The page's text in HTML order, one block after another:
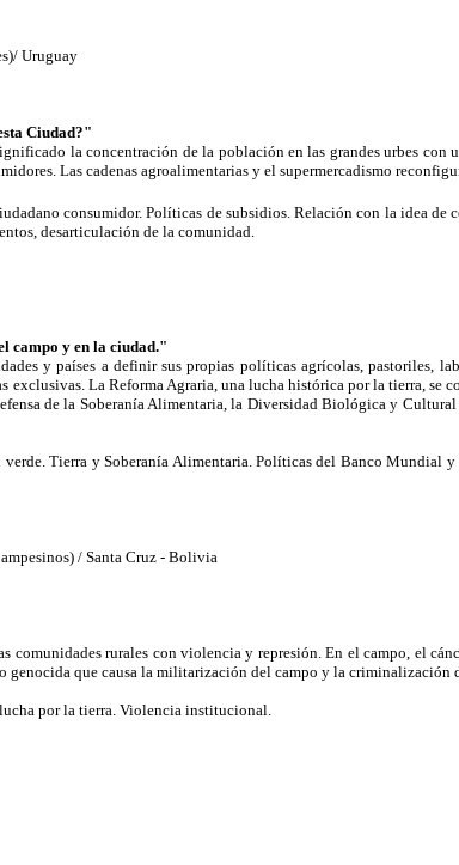
Uruguay
Ciudad?"
la concentración de la población en las grandes urbes con
Las cadenas agroalimentarias y el supermercadismo
consumidor. Políticas de subsidios. Relación con la idea
desarticulación de la comunidad.
campo y en la ciudad."
y países a definir sus propias políticas agrícolas, pastoriles,
exclusivas. La Reforma Agraria, una lucha histórica por la tierra, se
de la Soberanía Alimentaria, la Diversidad Biológica y
Tierra y Soberanía Alimentaria. Políticas del Banco Mundial
/ Santa Cruz - Bolivia
rurales con violencia y represión. En el campo, el
genocida que causa la militarización del campo y la criminalización
por la tierra. Violencia institucional.